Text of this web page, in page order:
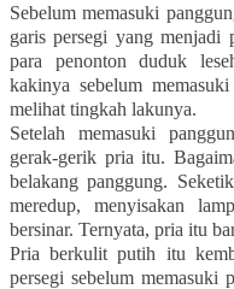
Sebelum memasuki
garis persegi yang menjadi
para penonton duduk
kakinya sebelum
melihat tingkah lakunya.
Setelah memasuki
gerak-gerik pria itu.
belakang panggung.
meredup, menyisakan
bersinar. Ternyata, pria itu
Pria berkulit putih itu
persegi sebelum